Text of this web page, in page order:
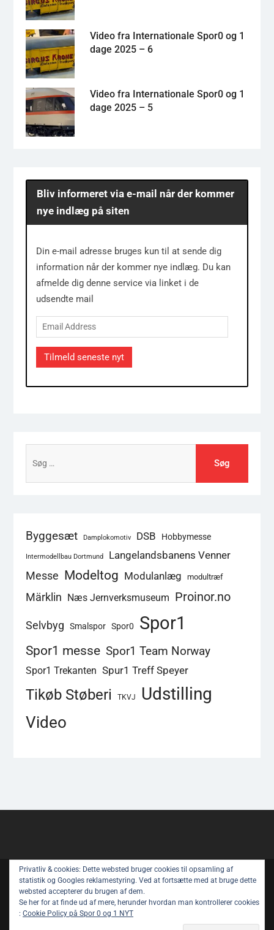
Video fra Internationale Spor0 og 1
dage 2025 – 6
Video fra Internationale Spor0 og 1
dage 2025 – 5
Bliv informeret via e-mail når der kommer
nye indlæg på siten
Din e-mail adresse bruges kun til at sende dig
information når der kommer nye indlæg. Du kan
afmelde dig denne service via linket i de
udsendte mail
Email
Address
Tilmeld seneste nyt
efter:
Byggesæt Damplokomotiv DSB Hobbymesse
Intermodellbau Dortmund
Langelandsbanens Venner
Messe Modeltog Modulanlæg modultræf
Märklin Næs Jernverksmuseum Proinor.no
Selvbyg Smalspor Spor0 Spor1
Spor1 messe Spor1 Team Norway
Spor1 Trekanten Spur1 Treff Speyer
Tikøb Støberi TKVJ Udstilling
Video
Copyright © All rights reserved.
Spor 1 Nyt – Youtube
Privatlivspolitik
Om Spor 1 NYT
Privatliv & cookies: Dette websted bruger cookies til opsamling af
statistik og Googles reklamestyring. Ved at fortsætte med at bruge dette
websted accepterer du brugen af ​​dem.
Se her for at finde ud af mere, herunder hvordan man kontrollerer cookies
: Cookie Policy på Spor 0 og 1 NYT